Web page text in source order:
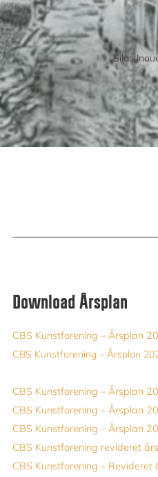
Silas
Download Årsplan
CBS Kunstforening – Årsplan
CBS Kunstforening – Årsplan
CBS Kunstforening – Årsplan
CBS Kunstforening – Årsplan
CBS Kunstforening – Årsplan
CBS Kunstforening revideret
CBS Kunstforening –